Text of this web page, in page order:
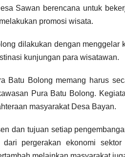
Sawan berencana untuk
promosi wisata.
dilakukan dengan
kunjungan para wisatawan.
Batu Bolong memang harus
Pura Batu Bolong.
masyarakat Desa Bayan.
dan tujuan setiap
pergerakan ekonomi